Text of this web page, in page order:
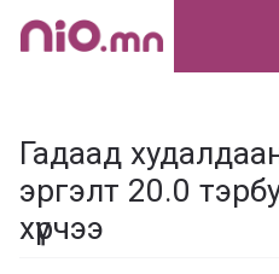
Skip
Гадаад
эргэлт 20.0
хүрчээ